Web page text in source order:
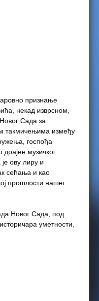
признање
некад изврсном,
Сада за
такмичењима између
госпођа
музичког
ову лиру и
сећања и као
прошлости нашег
Новог Сада, под
уметности,